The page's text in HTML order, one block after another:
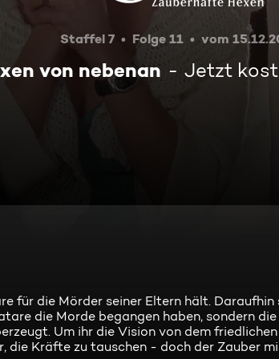
Staffel 7 Folge 11 vom
von nebenan Jetzt
für die Mörder seiner Eltern hält. Daraufhin
die Morde begangen haben, sondern
Um ihr die Vision von dem
die Kräfte zu tauschen - doch der Zauber